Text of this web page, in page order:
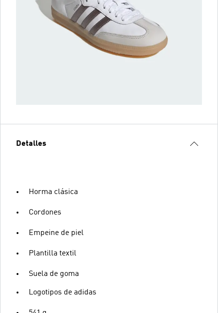
Detalles
Horma clásica
Cordones
Empeine de piel
Plantilla textil
Suela de goma
Logotipos de adidas